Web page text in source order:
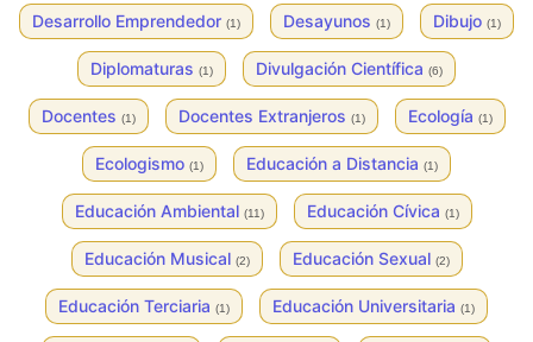
Desarrollo Emprendedor (1) Desayunos (1) Dibujo (1)
Diplomaturas (1) Divulgación Científica (6)
Docentes (1) Docentes Extranjeros (1) Ecología (1)
Ecologismo (1) Educación a Distancia (1)
Educación Ambiental (11) Educación Cívica (1)
Educación Musical (2) Educación Sexual (2)
Educación Terciaria (1) Educación Universitaria (1)